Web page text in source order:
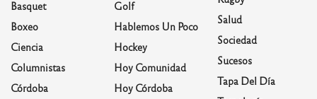
Basquet
Boxeo
Ciencia
Columnistas
Córdoba
Golf
Hablemos Un Poco
Hockey
Hoy Comunidad
Hoy Córdoba
Salud
Sociedad
Sucesos
Tapa Del Día